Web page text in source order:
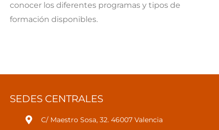
conocer los diferentes programas y tipos de
formación disponibles.
SEDES CENTRALES
C/ Maestro Sosa, 32. 46007 Valencia